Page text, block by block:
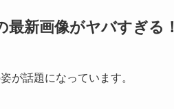
最新画像がヤバすぎる！
が話題になっています。